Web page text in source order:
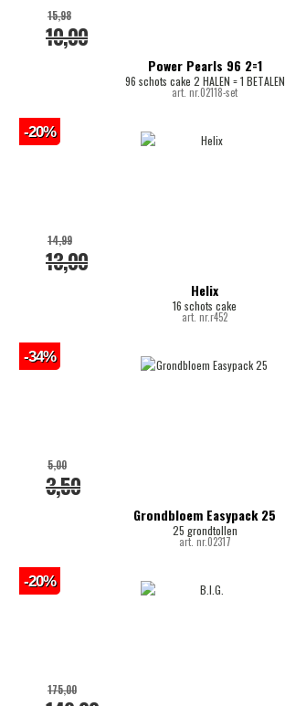
Power Pearls 96 2=1
96 schots cake 2 HALEN = 1 BETALEN
art. nr.02118-set
10,00
15,98
Helix
16 schots cake
art. nr.r452
13,00
14,99
-20%
Grondbloem Easypack 25
25 grondtollen
art. nr.02317
3,50
5,00
-34%
175,00
-20%